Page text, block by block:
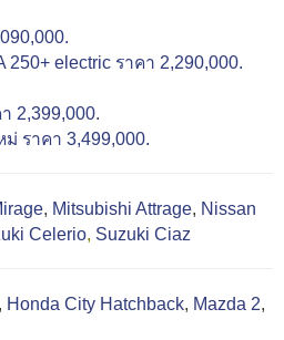
250+ electric ราคา 2,290,000.
2,399,000.
ม่ ราคา 3,499,000.
, Mitsubishi Attrage, Nissan
Celerio, Suzuki Ciaz
Honda City Hatchback, Mazda 2,